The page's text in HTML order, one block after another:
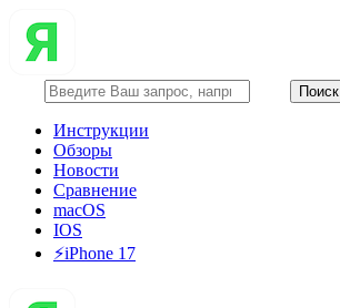
Инструкции
Обзоры
Новости
Сравнение
macOS
IOS
⚡️iPhone 17